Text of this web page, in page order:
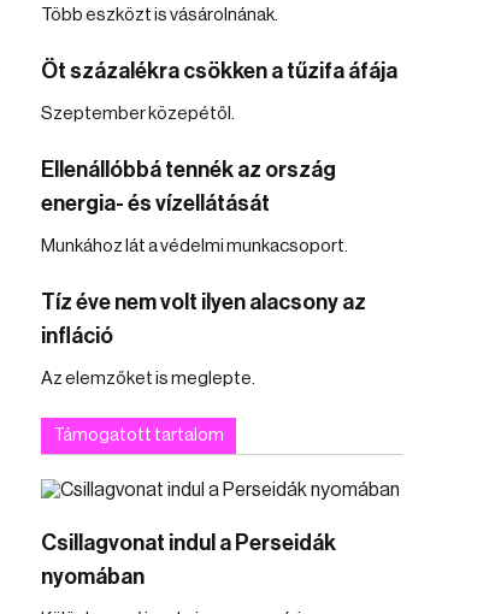
Több eszközt is vásárolnának.
Öt százalékra csökken a tűzifa áfája
Szeptember közepétől.
Ellenállóbbá tennék az ország
energia- és vízellátását
Munkához lát a védelmi munkacsoport.
Tíz éve nem volt ilyen alacsony az
infláció
Az elemzőket is meglepte.
Támogatott tartalom
Csillagvonat indul a Perseidák
nyomában